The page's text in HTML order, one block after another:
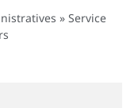
» Service